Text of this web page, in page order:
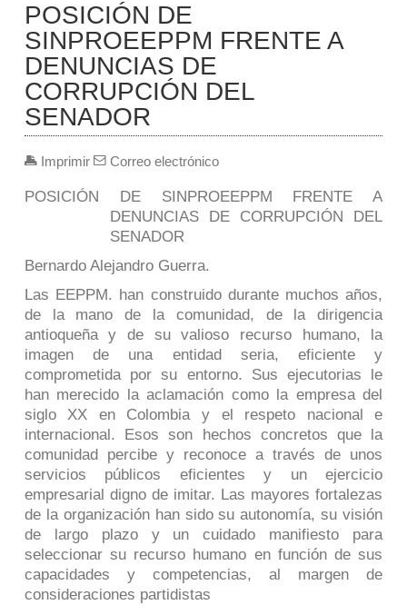
POSICIÓN DE
SINPROEEPPM FRENTE A
DENUNCIAS DE
CORRUPCIÓN DEL
SENADOR
Imprimir Correo electrónico
POSICIÓN DE SINPROEEPPM FRENTE A
DENUNCIAS DE CORRUPCIÓN DEL
SENADOR
Bernardo Alejandro Guerra.
Las EEPPM. han construido durante muchos años,
de la mano de la comunidad, de la dirigencia
antioqueña y de su valioso recurso humano, la
imagen de una entidad seria, eficiente y
comprometida por su entorno. Sus ejecutorias le
han merecido la aclamación como la empresa del
siglo XX en Colombia y el respeto nacional e
internacional. Esos son hechos concretos que la
comunidad percibe y reconoce a través de unos
servicios públicos eficientes y un ejercicio
empresarial digno de imitar. Las mayores fortalezas
de la organización han sido su autonomía, su visión
de largo plazo y un cuidado manifiesto para
seleccionar su recurso humano en función de sus
capacidades y competencias, al margen de
consideraciones partidistas